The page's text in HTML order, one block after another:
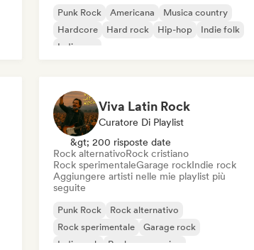
Punk Rock Americana
Musica country
Hardcore
Hard rock Hip-hop
Indie folk
Indie pop
Viva Latin Rock
Curatore Di Playlist
&gt; 200 risposte date
Rock alternativoRock cristiano
Rock sperimentaleGarage rockIndie rock
Aggiungere artisti nelle mie playlist più
seguite
Punk Rock
Rock alternativo
Rock sperimentale
Garage rock
Indie rock
Rock progressivo